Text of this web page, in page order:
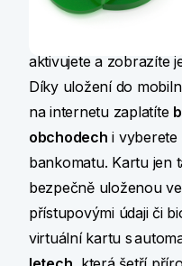
alternativa k plastové
vteřin přímo v aplikaci
aktivujete a zobrazíte
Díky uložení do
na internetu zaplatíte
obchodech i
bankomatu. Kartu jen
bezpečně uloženou
přístupovými údaji či
virtuální kartu s